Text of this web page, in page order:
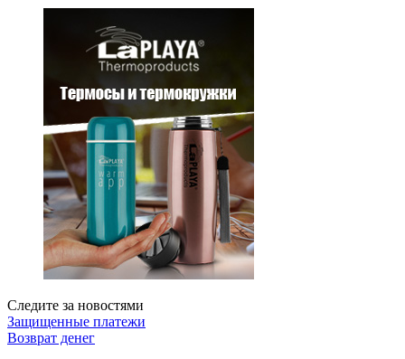
Следите за новостями
Защищенные платежи
Возврат денег